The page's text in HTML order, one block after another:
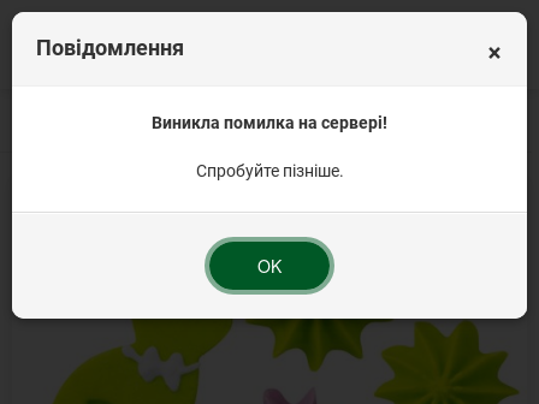
Продукція для Великодня Прикраси на паску
×
Повідомлення
Виникла помилка на сервері!
Спробуйте пізніше.
OK